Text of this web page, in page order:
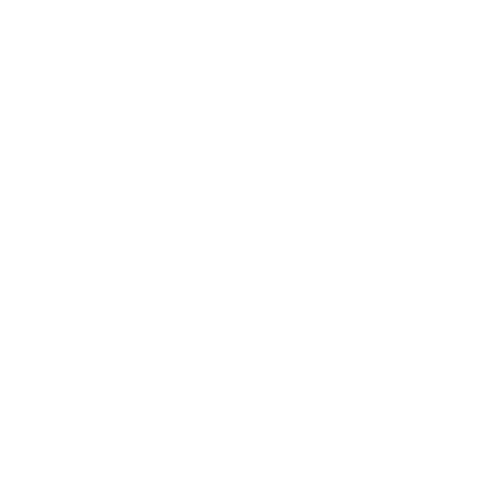
и